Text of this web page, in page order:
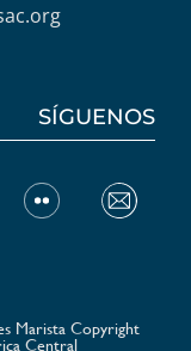
SÍGUENOS
Marista Copyright
Central